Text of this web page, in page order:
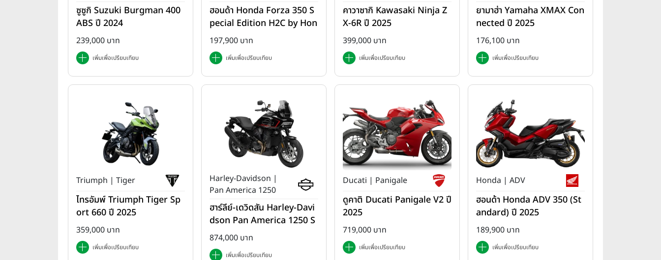
ซูซูกิ Suzuki Burgman 400
ABS ปี 2024
239,000 บาท
เพิ่มเพื่อเปรียบเทียบ
ฮอนด้า Honda Forza 350 S
pecial Edition H2C by Hon
da ปี 2025
197,900 บาท
เพิ่มเพื่อเปรียบเทียบ
คาวาซากิ Kawasaki Ninja Z
X-6R ปี 2025
399,000 บาท
เพิ่มเพื่อเปรียบเทียบ
ยามาฮ่า Yamaha XMAX Con
nected ปี 2025
176,100 บาท
เพิ่มเพื่อเปรียบเทียบ
Triumph | Tiger
ไทรอัมพ์ Triumph Tiger Sp
ort 660 ปี 2025
359,000 บาท
เพิ่มเพื่อเปรียบเทียบ
Harley-Davidson |
Pan America 1250
ฮาร์ลีย์-เดวิดสัน Harley-Davi
dson Pan America 1250 S
T ปี 2025
874,000 บาท
เพิ่มเพื่อเปรียบเทียบ
Ducati | Panigale
ดูคาติ Ducati Panigale V2 ปี
2025
719,000 บาท
เพิ่มเพื่อเปรียบเทียบ
Honda | ADV
ฮอนด้า Honda ADV 350 (St
andard) ปี 2025
189,900 บาท
เพิ่มเพื่อเปรียบเทียบ